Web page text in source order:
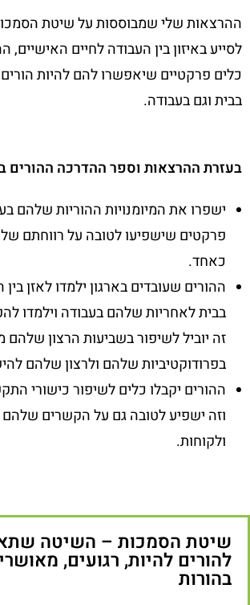
ההרצאות שלי שמבוססות על שיטת
לסייע באיזון בין העבודה לחיים האישיים,
כלים פרקטיים שיאפשרו להם להיות הורים
בבית וגם בעבודה.
בעזרת ההרצאות וספר ההדרכה ההורים
ישפרו את המיומנויות ההוריות שלהם
פרקטים שישפיעו לטובה על רווחתם של
כאחד.
ההורים שעובדים בארגון ילמדו לאזן
בבית לאחריות שלהם בעבודה וילמדו
זה יוביל לשיפור בשביעות הרצון שלהם
בפרודוקטיביות שלהם ולרצון שלהם
ההורים יקבלו כלים לשיפור כישורי
וזה ישפיע לטובה גם על הקשרים שלהם
ולקוחות.
שיטת הסמכות – השיטה
להורים להיות, רגועים,
בהורות